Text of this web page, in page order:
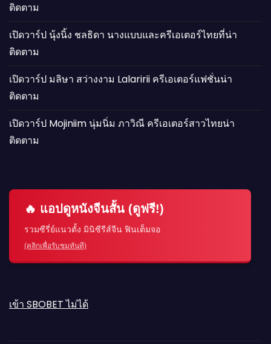
ติดตาม
เปิดวาร์ป นุ้งนิ้ง ชลธิดา นางแบบและครีเอเตอร์ไทยที่น่า
ติดตาม
เปิดวาร์ป มลิษา สว่างงาม Lalaririi ครีเอเตอร์แฟชั่นน่า
ติดตาม
เปิดวาร์ป Mojiniim นุ่มนิ่ม ภาวิณี ครีเอเตอร์สาวไทยน่า
ติดตาม
🔥 แอปดูหนังจีนสั้น (ดูฟรี!)
รวมซีรี่ย์แนวตั้ง มินิซีรีส์จีน ฟินเต็มจอ
(คลิกเพื่อรับชมทันที)
เข้า SBOBET ไม่ได้